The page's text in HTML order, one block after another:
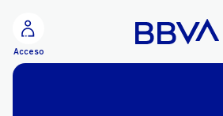
Acceso